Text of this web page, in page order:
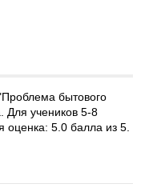
бытового
Для учеников 5-8
оценка: 5.0 балла из 5.